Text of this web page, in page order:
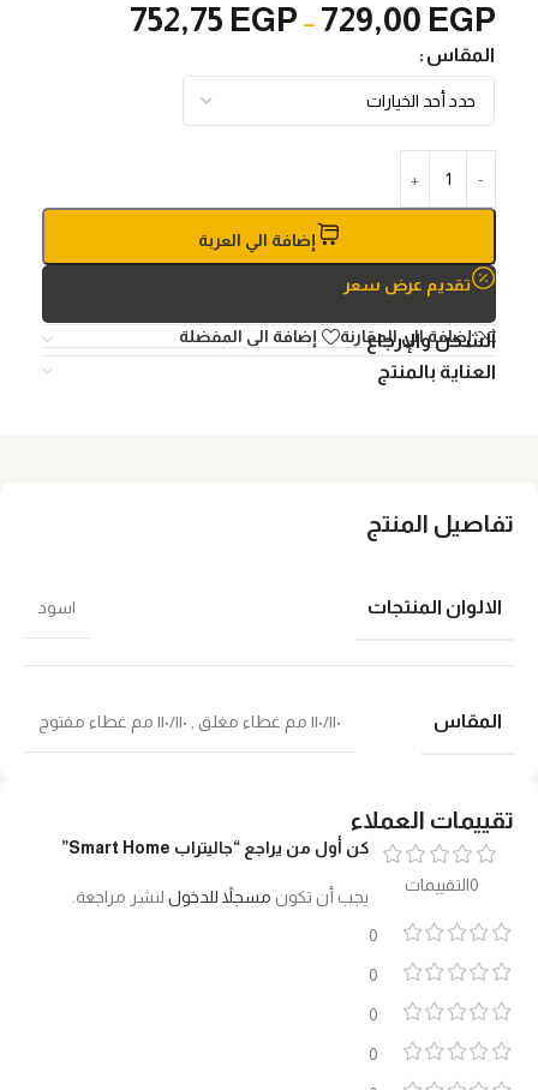
729,00 EGP
–
752,75 EGP
المقاس
إضافة الي العربة
تقديم عرض سعر
إضافة الي المقارنة إضافة الى المفضلة
الشحن والإرجاع
العناية بالمنتج
تقييمات العملاء
0التقييمات
0
0
0
0
كن أول من يراجع “جاليتراب Smart Home”
يجب أن تكون مسجلاً للدخول لنشر مراجعة.
تفاصيل المنتج
الالوان المنتجات اسود
المقاس ١١٠/١١٠ مم غطاء مغلق ١١٠/١١٠ مم غطاء مفتوح